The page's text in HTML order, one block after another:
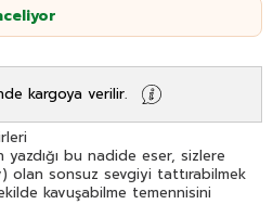
kargoya verilir.
yazdığı bu nadide eser, sizlere
olan sonsuz sevgiyi tattırabilmek
kavuşabilme temennisini